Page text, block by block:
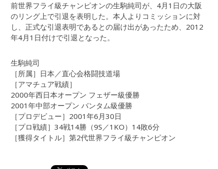
前世界フライ級チャンピオンの生駒純司が、4月1日の大阪
のリング上で引退を表明した。本人よりコミッションに対
し、正式な引退表明であるとの届け出があったため、2012
年4月1日付けで引退となった。
生駒純司
［所属］日本／直心会格闘技道場
［アマチュア戦績］
2000年西日本オープン フェザー級優勝
2001年中部オープン バンタム級優勝
［プロデビュー］2001年6月30日
［プロ戦績］34戦14勝（9S／1KO）14敗6分
［獲得タイトル］第2代世界フライ級チャンピオン